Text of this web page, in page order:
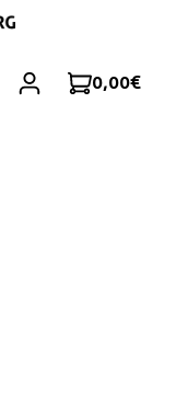
0,00 €